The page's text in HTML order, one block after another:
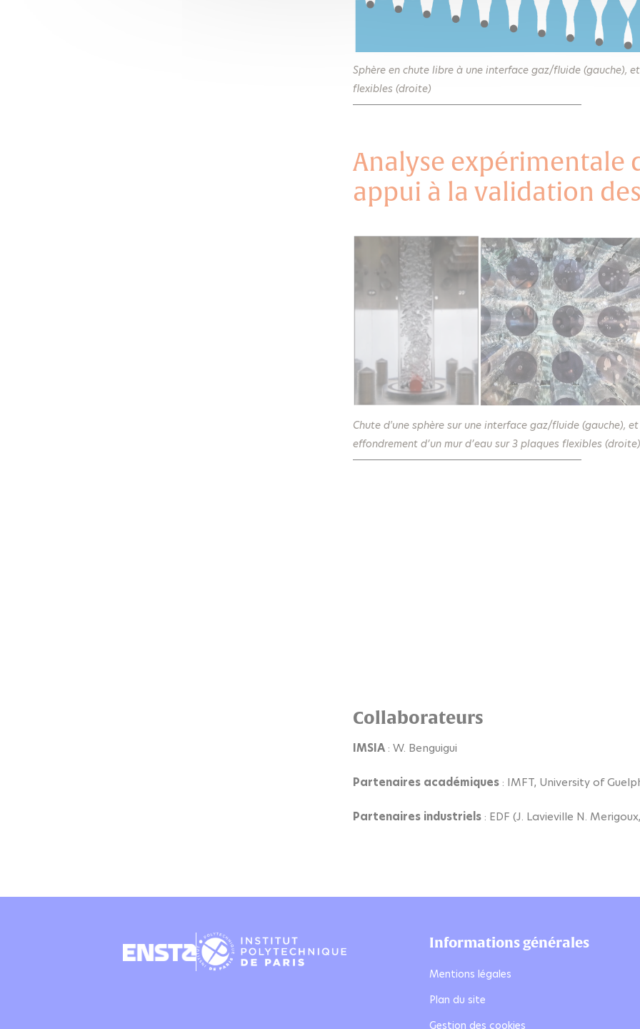
Sphère en chute libre à une interface gaz/fluide (gauche),
flexibles (droite)
Analyse expérimentale
appui à la validation
Chute d'une sphère sur une interface gaz/fluide (gauche), et
effondrement d’un mur d’eau sur 3 plaques flexibles (droite)
Collaborateurs
IMSIA: W. Benguigui
Partenaires académiques: IMFT, University of
Partenaires industriels: EDF (J. Lavieville N.
Informations générales
Mentions légales
Plan du site
Gestion des cookies